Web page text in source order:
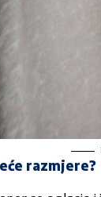
razmjere?